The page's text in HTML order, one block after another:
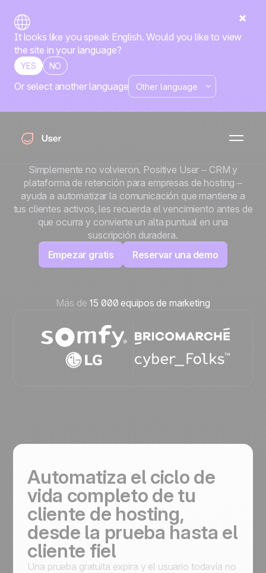
It looks like you speak English. Would you like to view
the site in your language?
YES NO
Or select another language
Las renovaciones no
se renuevan solas.
Cada mes, una parte de tus clientes deja que su plan
Simplemente no volvieron. Positive User – CRM y
plataforma de retención para empresas de hosting –
ayuda a automatizar la comunicación que mantiene a
tus clientes activos, les recuerda el vencimiento antes de
que ocurra y convierte un alta puntual en una
suscripción duradera.
Empezar gratis
Reservar una demo
Más de 15 000 equipos de marketing
Automatiza el ciclo de
vida completo de tu
cliente de hosting,
desde la prueba hasta el
cliente fiel
Una prueba gratuita expira y el usuario todavía no